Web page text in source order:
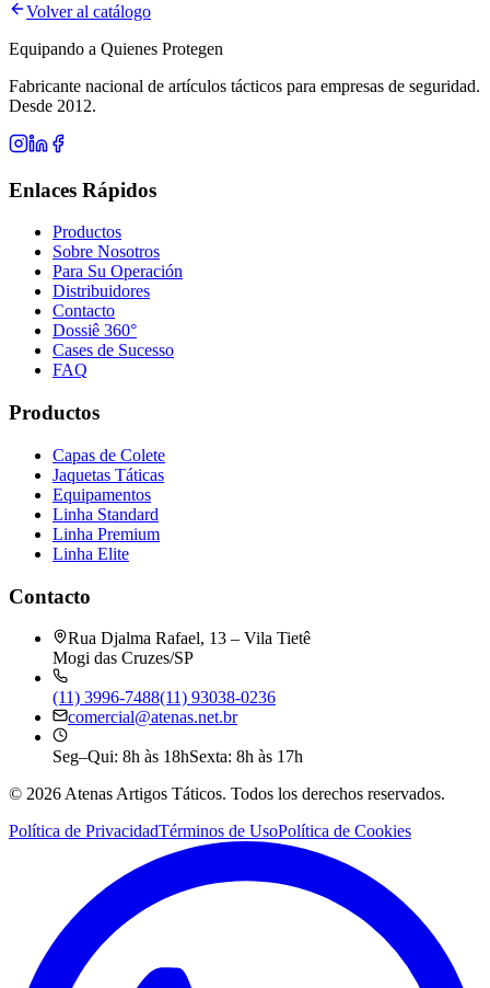
Volver al catálogo
Equipando a Quienes Protegen
Fabricante nacional de artículos tácticos para empresas de seguridad.
Desde 2012.
Enlaces Rápidos
Productos
Sobre Nosotros
Para Su Operación
Distribuidores
Contacto
Dossiê 360°
Cases de Sucesso
FAQ
Productos
Capas de Colete
Jaquetas Táticas
Equipamentos
Linha Standard
Linha Premium
Linha Elite
Contacto
Rua Djalma Rafael, 13 – Vila Tietê
Mogi das Cruzes/SP
(11) 3996-7488(11) 93038-0236
comercial@atenas.net.br
Seg–Qui: 8h às 18hSexta: 8h às 17h
© 2026 Atenas Artigos Táticos. Todos los derechos reservados.
Política de PrivacidadTérminos de UsoPolítica de Cookies